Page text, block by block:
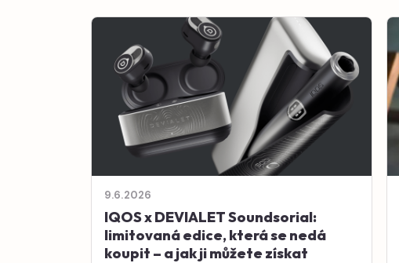
9.6.2026
IQOS x DEVIALET Soundsorial:
limitovaná edice, která se nedá
koupit – a jak ji můžete získat